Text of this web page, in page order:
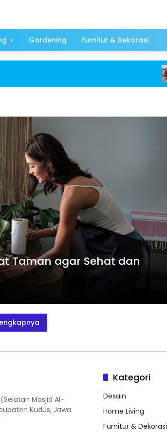
Gardening Furnitur & Dekorasi
Taman agar Sehat dan
Masjid Al-
Kudus, Jawa
Kategori
Desain
Home Living
Furnitur & Dekorasi